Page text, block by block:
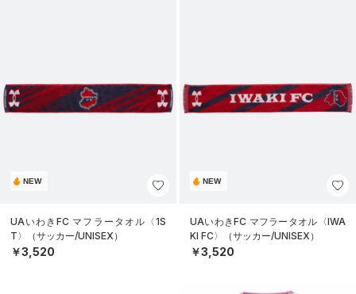
NEW
UAいわきFC マフラータオル〈1S
T〉（サッカー/UNISEX）
￥3,520
NEW
UAいわきFC マフラータオル〈IWA
KI FC〉（サッカー/UNISEX）
￥3,520